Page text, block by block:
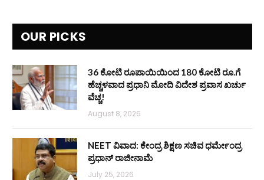
OUR PICKS
36 ಕೋಟಿ ರೂಪಾಯಿಯಿಂದ 180 ಕೋಟಿ ರೂ.ಗೆ
ಹೆಚ್ಚಳವಾದ ಪ್ರಧಾನಿ ಮೋದಿ ವಿದೇಶ ಪ್ರವಾಸ ಖರ್ಚು
ವೆಚ್ಚ!
August 8, 2026
NEET ವಿವಾದ: ಕೇಂದ್ರ ಶಿಕ್ಷಣ ಸಚಿವ ಧರ್ಮೇಂದ್ರ
ಪ್ರಧಾನ್ ರಾಜೀನಾಮೆ
July 25, 2026